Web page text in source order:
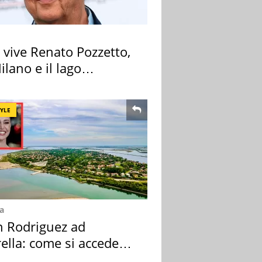
Renato Pozzetto,
e il lago
Rodriguez ad
come si accede